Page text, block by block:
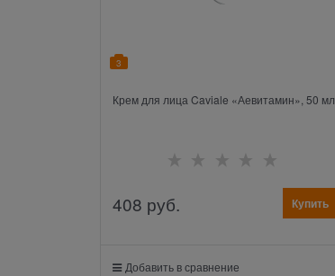
3
Крем для лица Caviale «Аевитамин», 50 мл
408 руб. Купить
Добавить в сравнение